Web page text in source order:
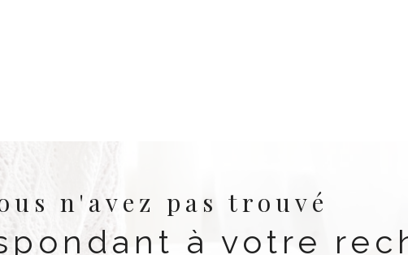
n'avez pas trouvé
à votre